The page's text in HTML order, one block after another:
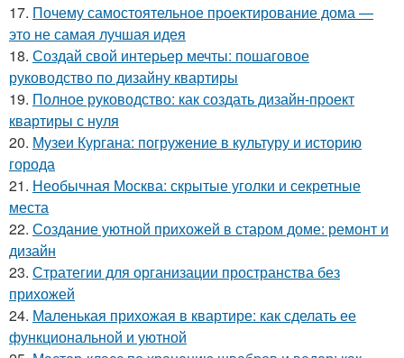
17. Почему самостоятельное проектирование дома —
это не самая лучшая идея
18. Создай свой интерьер мечты: пошаговое
руководство по дизайну квартиры
19. Полное руководство: как создать дизайн-проект
квартиры с нуля
20. Музеи Кургана: погружение в культуру и историю
города
21. Необычная Москва: скрытые уголки и секретные
места
22. Создание уютной прихожей в старом доме: ремонт и
дизайн
23. Стратегии для организации пространства без
прихожей
24. Маленькая прихожая в квартире: как сделать ее
функциональной и уютной